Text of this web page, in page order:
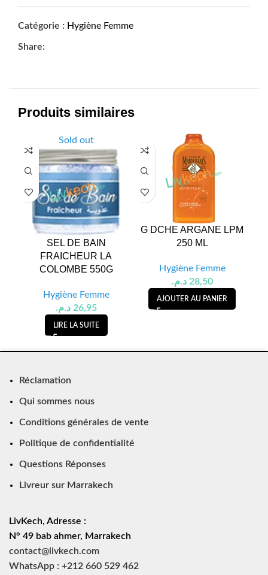
Catégorie : Hygiène Femme
Share:
Produits similaires
Sold out
SEL DE BAIN
FRAICHEUR LA
COLOMBE 550G
Hygiène Femme
26,95 د.م.
LIRE LA SUITE
G DCHE ARGANE LPM
250 ML
Hygiène Femme
28,50 د.م.
AJOUTER AU PANIER
Réclamation
Qui sommes nous
Conditions générales de vente
Politique de confidentialité
Questions Réponses
Livreur sur Marrakech
LivKech, Adresse :
N° 49 bab ahmer, Marrakech
contact@livkech.com
WhatsApp : +212 660 529 462